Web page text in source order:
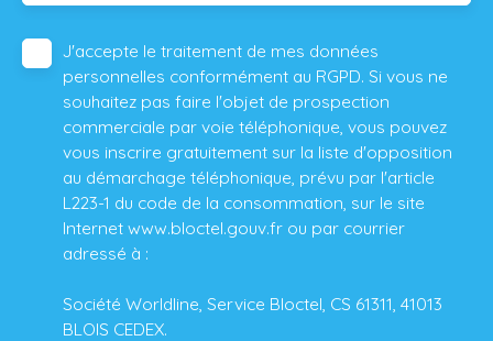
J'accepte le traitement de mes données
personnelles conformément au RGPD. Si vous ne
souhaitez pas faire l'objet de prospection
commerciale par voie téléphonique, vous pouvez
vous inscrire gratuitement sur la liste d'opposition
au démarchage téléphonique, prévu par l'article
L223-1 du code de la consommation, sur le site
Internet www.bloctel.gouv.fr ou par courrier
adressé à :
Société Worldline, Service Bloctel, CS 61311, 41013
BLOIS CEDEX.